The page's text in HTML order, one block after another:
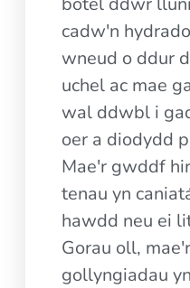
cadw'n
wneud o ddur
uchel ac mae
wal ddwbl i
oer a diodydd
Mae'r gwddf
tenau yn
hawdd neu ei
Gorau oll,
gollyngiadau